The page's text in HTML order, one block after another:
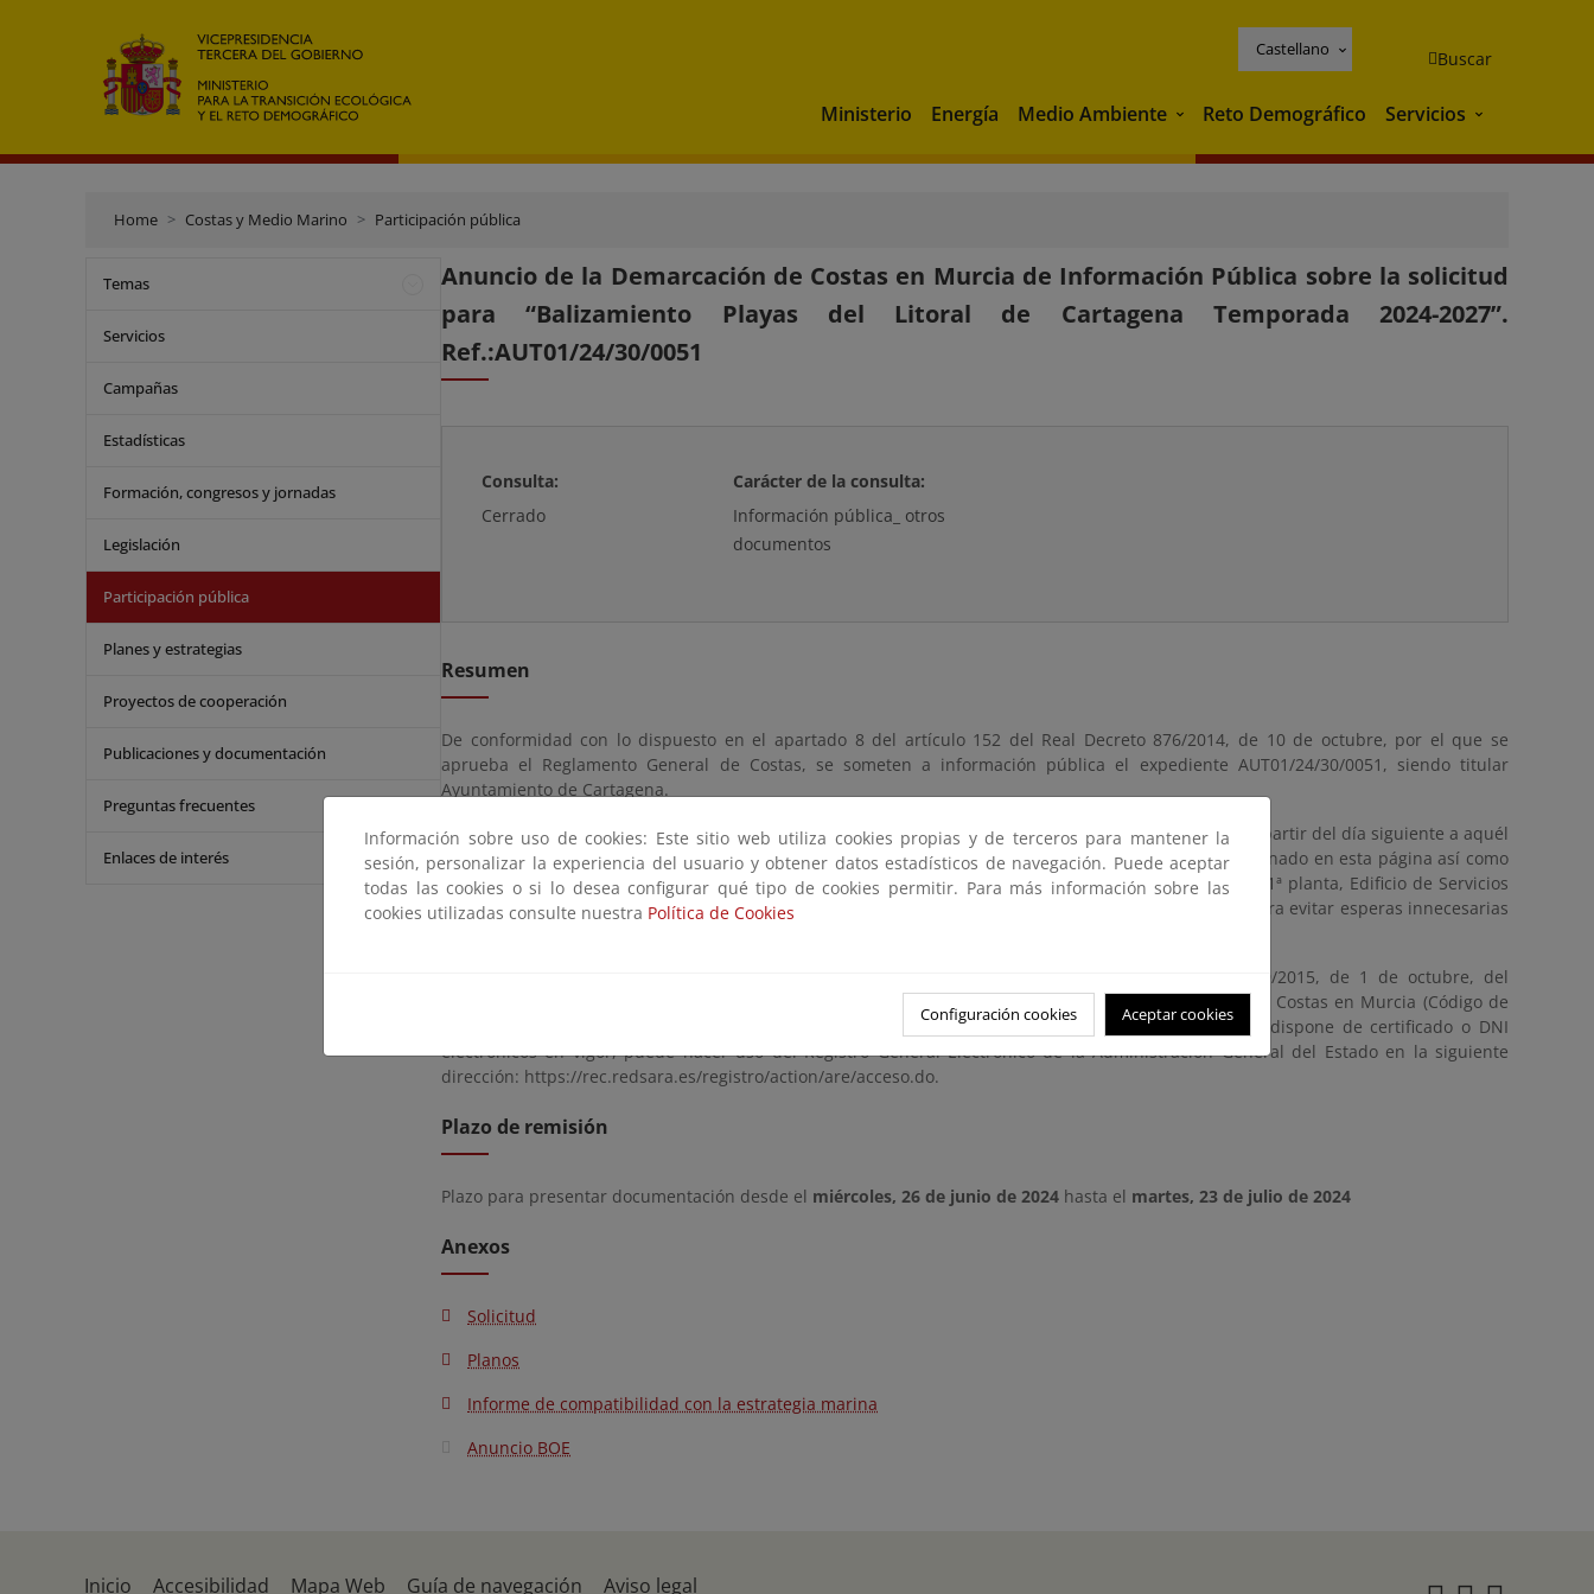
Castellano Buscar
Ministerio Energía Medio Ambiente Medio Ambiente
Reto Demográfico Servicios Servicios
Home Costas y Medio Marino Participación pública
Temas
Servicios
Campañas
Estadísticas
Formación, congresos y jornadas
Legislación
Participación pública
Planes y estrategias
Proyectos de cooperación
Publicaciones y documentación
Preguntas frecuentes
Enlaces de interés
Anuncio de la Demarcación de Costas en Murcia de Información Pública sobre la solicitud
para “Balizamiento Playas del Litoral de Cartagena Temporada 2024-2027”.
Ref.:AUT01/24/30/0051
Consulta:
Cerrado
Carácter de la consulta:
Información pública_ otros
documentos
Resumen
De conformidad con lo dispuesto en el apartado 8 del artículo 152 del Real Decreto 876/2014, de 10 de octubre, por el que se
aprueba el Reglamento General de Costas, se someten a información pública el expediente AUT01/24/30/0051, siendo titular
Ayuntamiento de Cartagena.
El expediente estará a disposición del público durante un plazo de veinte (20) días hábiles, contados a partir del día siguiente a aquél
en que tenga lugar la publicación de este anuncio en el Boletín Oficial del Estado, pudiendo ser examinado en esta página así como
en las oficinas de la Demarcación de Costas en Murcia, ubicadas en Avenida Alfonso X “El Sabio”, 6 – 1ª planta, Edificio de Servicios
Múltiples, 30071, Murcia, en días hábiles y en horario comprendido entre las 9:00 y las 14:00 horas. Para evitar esperas innecesarias
Las alegaciones y observaciones se presentarán según los mecanismos establecidos en la Ley 39/2015, de 1 de octubre, del
Procedimiento Administrativo Común de las Administraciones Públicas, dirigidas a la Demarcación de Costas en Murcia (Código de
identificación: EA0043352), citando las referencias que aparecen en este anuncio. En particular, si dispone de certificado o DNI
electrónicos en vigor, puede hacer uso del Registro General Electrónico de la Administración General del Estado en la siguiente
dirección: https://rec.redsara.es/registro/action/are/acceso.do.
Plazo de remisión
Plazo para presentar documentación desde el miércoles, 26 de junio de 2024 hasta el martes, 23 de julio de 2024
Anexos
Solicitud
Planos
Informe de compatibilidad con la estrategia marina
Anuncio BOE
Información sobre uso de cookies: Este sitio web utiliza cookies propias y de terceros para mantener la
sesión, personalizar la experiencia del usuario y obtener datos estadísticos de navegación. Puede aceptar
todas las cookies o si lo desea configurar qué tipo de cookies permitir. Para más información sobre las
cookies utilizadas consulte nuestra Política de Cookies
Configuración cookies Aceptar cookies
Inicio Accesibilidad Mapa Web Guía de navegación Aviso legal